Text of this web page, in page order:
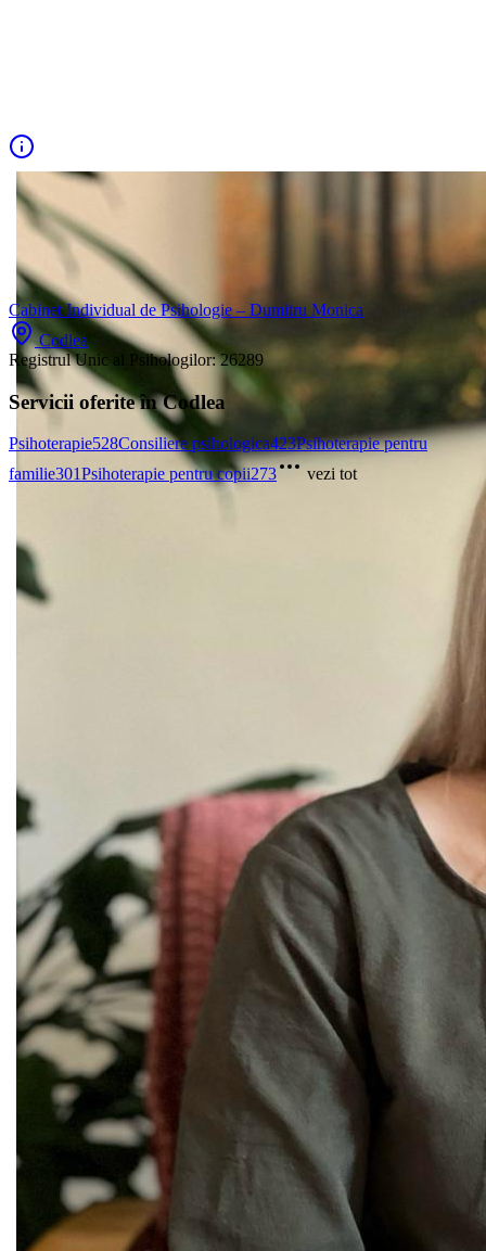
Cabinet Individual de Psihologie – Dumitru Monica
Codlea
Registrul Unic al Psihologilor:26289
Servicii oferite în Codlea
Psihoterapie528Consiliere psihologica423Psihoterapie pentru
familie301Psihoterapie pentru copii273 vezi tot